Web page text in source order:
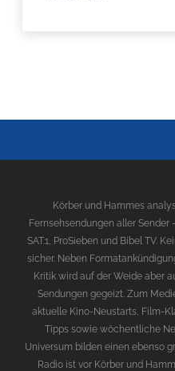
Körber und Hammes
Fernsehsendungen aller Sender
SAT.1, ProSieben und Bibel TV.
sicher. Neben
Kritik wird auf der Weide aber
Sendungen gegeizt. Zum
aktuelle Kino-Neustarts, Film-
Tipps sowie wöchentliche
Universum bilden einen ebenso
Radio ist vor Körber und